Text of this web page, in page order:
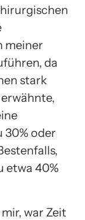
meiner
da
stark
30% oder
etwa 40%
war Zeit